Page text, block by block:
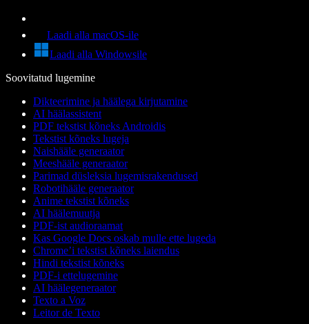
Laadi alla macOS-ile
Laadi alla Windowsile
Soovitatud lugemine
Dikteerimine ja häälega kirjutamine
AI häälassistent
PDF tekstist kõneks Androidis
Tekstist kõneks lugeja
Naishääle generaator
Meeshääle generaator
Parimad düsleksia lugemisrakendused
Robotihääle generaator
Anime tekstist kõneks
AI häälemuutja
PDF-ist audioraamat
Kas Google Docs oskab mulle ette lugeda
Chrome’i tekstist kõneks laiendus
Hindi tekstist kõneks
PDF-i ettelugemine
AI häälegeneraator
Texto a Voz
Leitor de Texto